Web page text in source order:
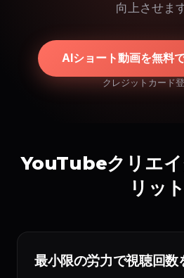
向上させます
AIショート動画を無料
クレジットカード
YouTubeクリエイ
リット
最小限の労力で視聴回数